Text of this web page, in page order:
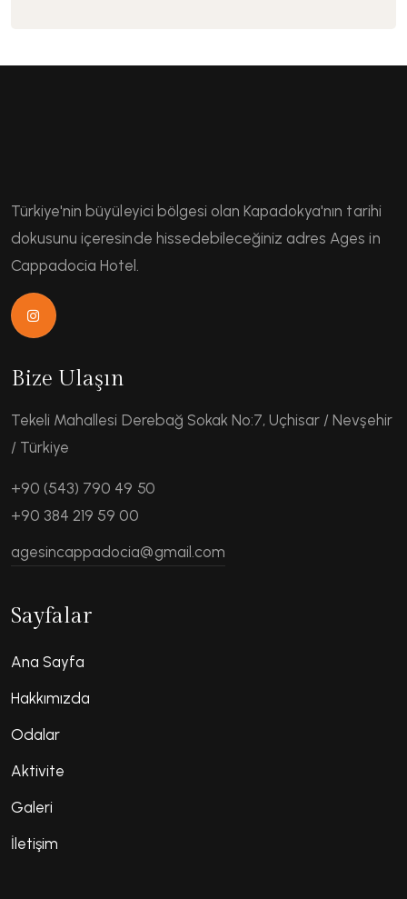
Türkiye'nin büyüleyici bölgesi olan Kapadokya'nın tarihi
dokusunu içeresinde hissedebileceğiniz adres Ages in
Cappadocia Hotel.
Bize Ulaşın
Tekeli Mahallesi Derebağ Sokak No:7, Uçhisar / Nevşehir
/ Türkiye
+90 (543) 790 49 50
+90 384 219 59 00
agesincappadocia@gmail.com
Sayfalar
Ana Sayfa
Hakkımızda
Odalar
Aktivite
Galeri
İletişim